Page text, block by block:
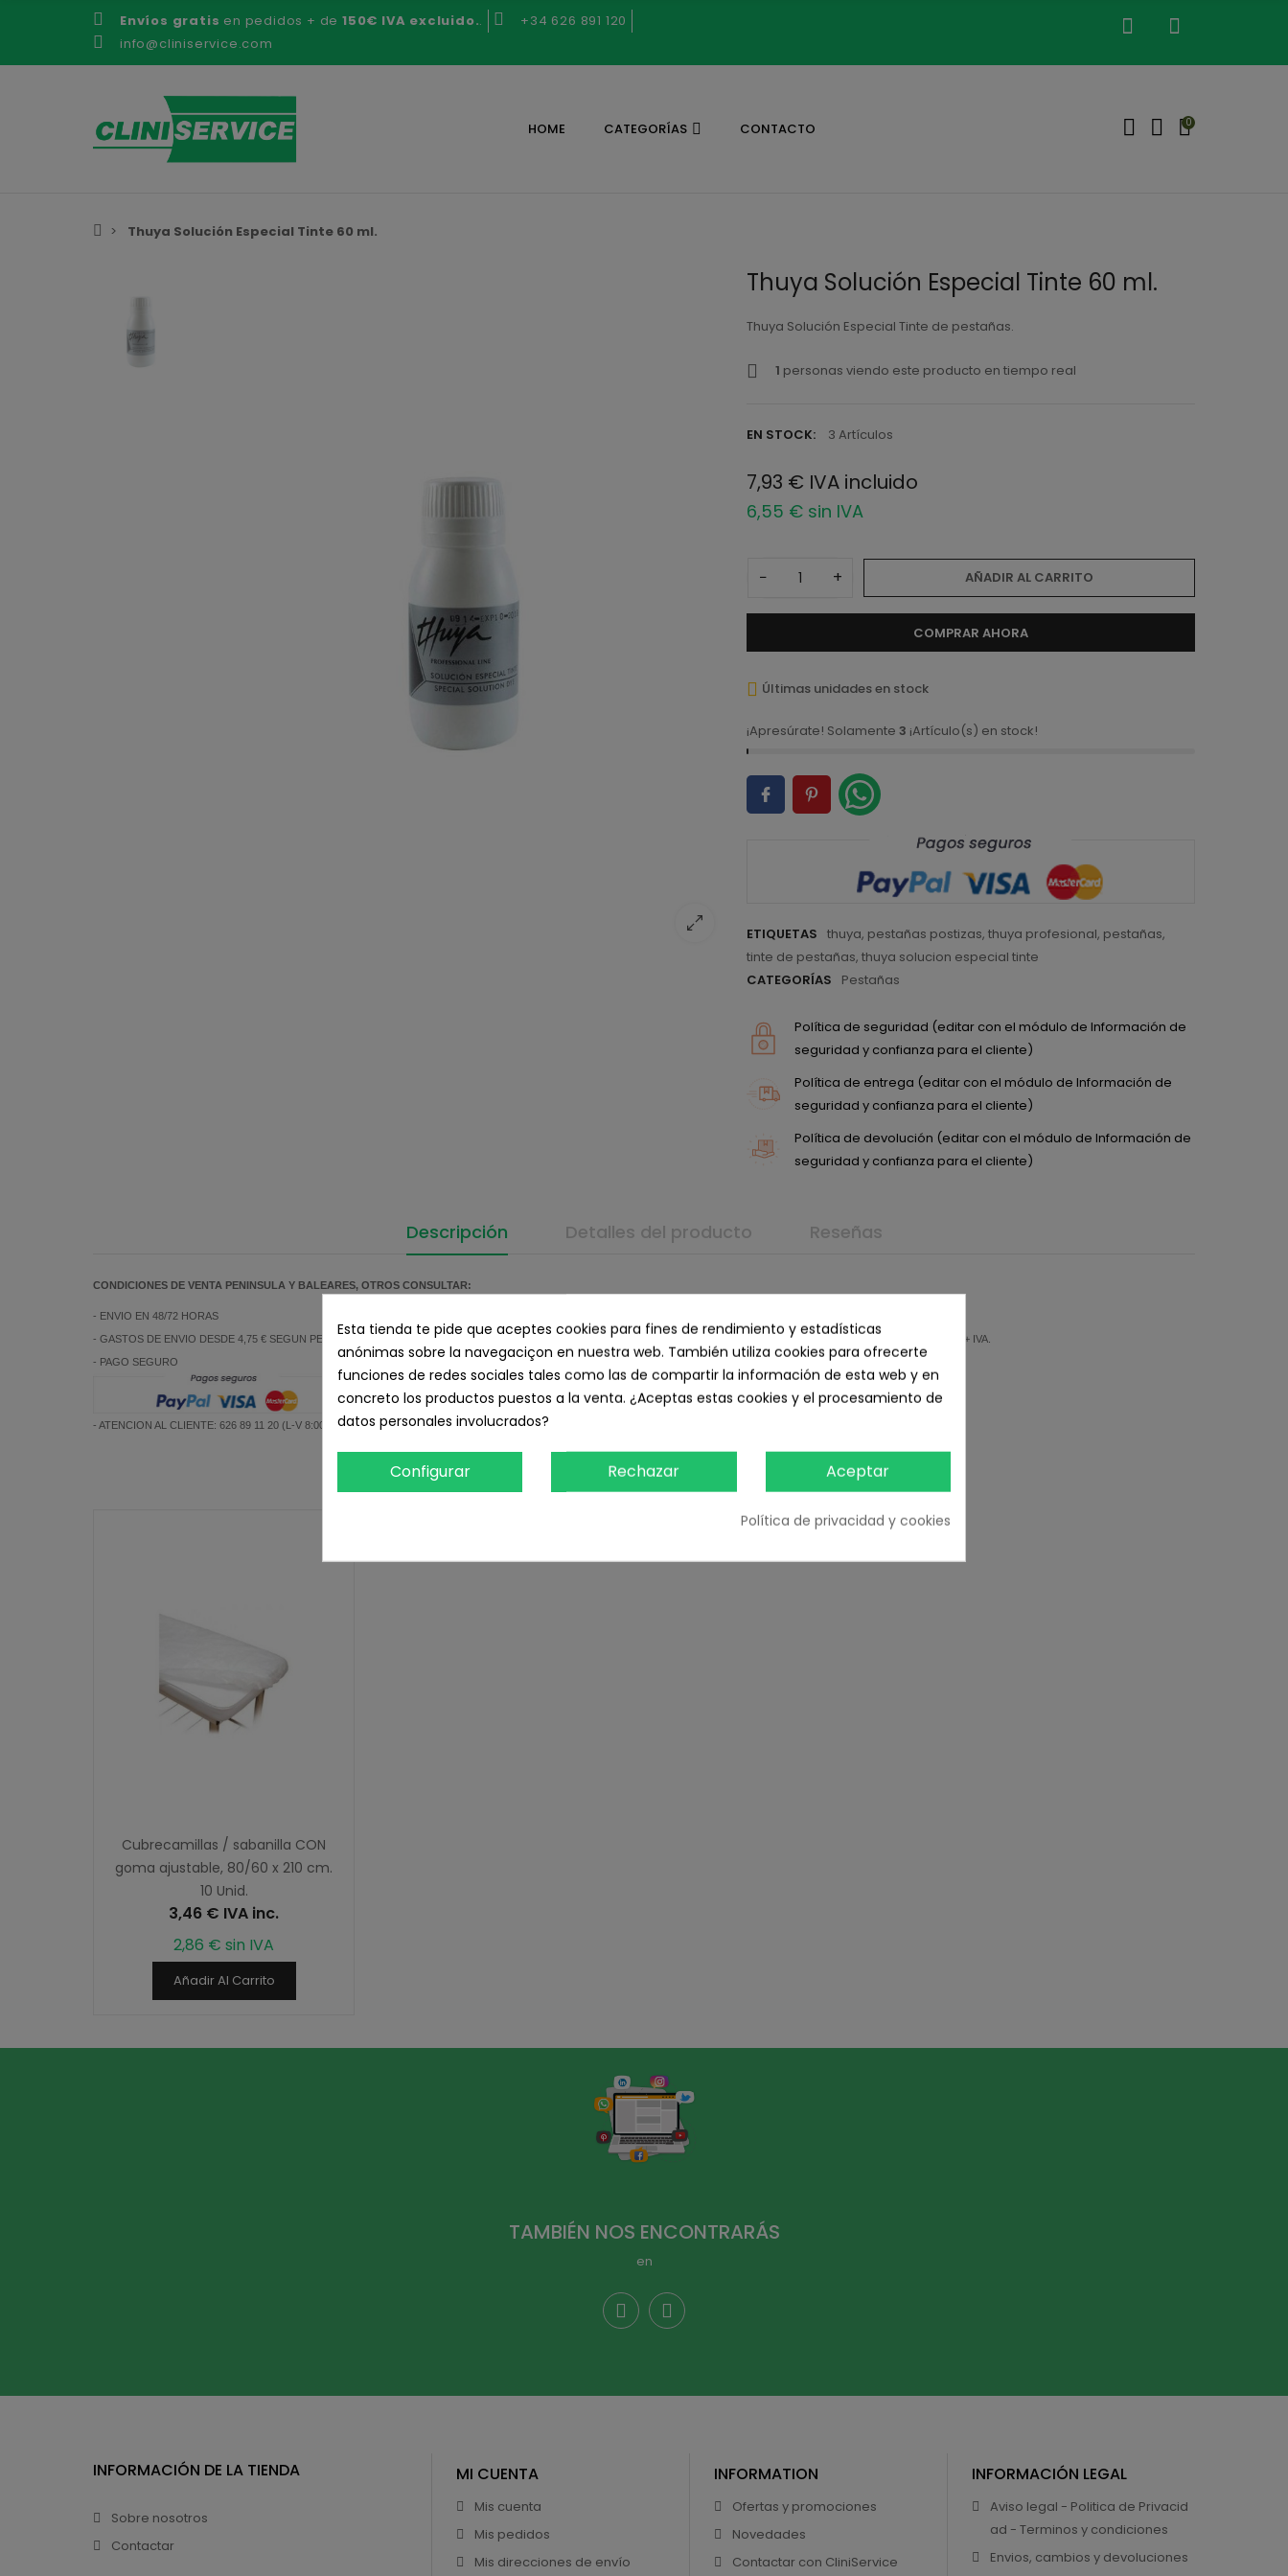
Envíos gratis en pedidos + de150€ IVA excluido..
+34 626 891 120
info@cliniservice.com
HOME CATEGORÍAS CONTACTO 0
Thuya Solución Especial Tinte 60 ml.
Thuya Solución Especial Tinte 60 ml.
Thuya Solución Especial Tinte de pestañas.
1 personas viendo este producto en tiempo real
EN STOCK: 3 Artículos
7,93 € IVA incluido
6,55 € sin IVA
− + AÑADIR AL CARRITO
COMPRAR AHORA
Últimas unidades en stock
¡Apresúrate! Solamente3 ¡Artículo(s) en stock!
ETIQUETAS thuya, pestañas postizas,thuya profesional, pestañas,
tinte de pestañas,thuya solucion especial tinte
CATEGORÍAS
Pestañas
Política de seguridad (editar con el módulo de Información de
seguridad y confianza para el cliente)
Política de entrega (editar con el módulo de Información de
seguridad y confianza para el cliente)
Política de devolución (editar con el módulo de Información de
seguridad y confianza para el cliente)
Descripción Detalles del producto Reseñas
CONDICIONES DE VENTA PENINSULA Y BALEARES, OTROS CONSULTAR:
- ENVIO EN 48/72 HORAS
- GASTOS DE ENVIO DESDE 4,75 € SEGUN PESO Y DESTINO SIEMPRE VISIBLES DURANTE EL PROCESO DE COMPRA. PORTES GRATIS POR COMPRAS SUPERIORES A 150€ + IVA.
- PAGO SEGURO
- ATENCION AL CLIENTE: 626 89 11 20 (L-V 8:00 a 19:00)
TAMBIÉN PODRÍA INTERESARLE
Cubrecamillas / sabanilla CON
goma ajustable, 80/60 x 210 cm.
10 Unid.
3,46 € IVA inc.
2,86 € sin IVA
Añadir Al Carrito
TAMBIÉN NOS ENCONTRARÁS
en
INFORMACIÓN DE LA TIENDA
Sobre nosotros
Contactar
MI CUENTA
Mis cuenta
Mis pedidos
Mis direcciones de envío
INFORMATION
Ofertas y promociones
Novedades
Contactar con CliniService
INFORMACIÓN LEGAL
Aviso legal - Politica de Privacid
ad - Terminos y condiciones
Envios, cambios y devoluciones
Esta tienda te pide que aceptes cookies para fines de rendimiento y estadísticas
anónimas sobre la navegaciçon en nuestra web. También utiliza cookies para ofrecerte
funciones de redes sociales tales como las de compartir la información de esta web y en
concreto los productos puestos a la venta. ¿Aceptas estas cookies y el procesamiento de
datos personales involucrados?
Configurar Rechazar Aceptar
Política de privacidad y cookies